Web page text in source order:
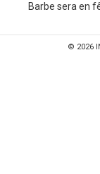
Barbe sera en
© 2026